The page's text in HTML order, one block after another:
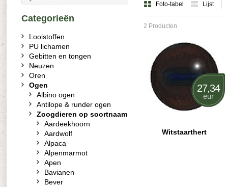
Foto-tabel Lijst
2 Producten
27,34
eur
Witstaarthert
Categorieën
Looistoffen
PU lichamen
Gebitten en tongen
Neuzen
Oren
Ogen
Albino ogen
Antilope & runder ogen
Zoogdieren op soortnaam
Aardeekhoorn
Aardwolf
Alpaca
Alpenmarmot
Apen
Bavianen
Bever